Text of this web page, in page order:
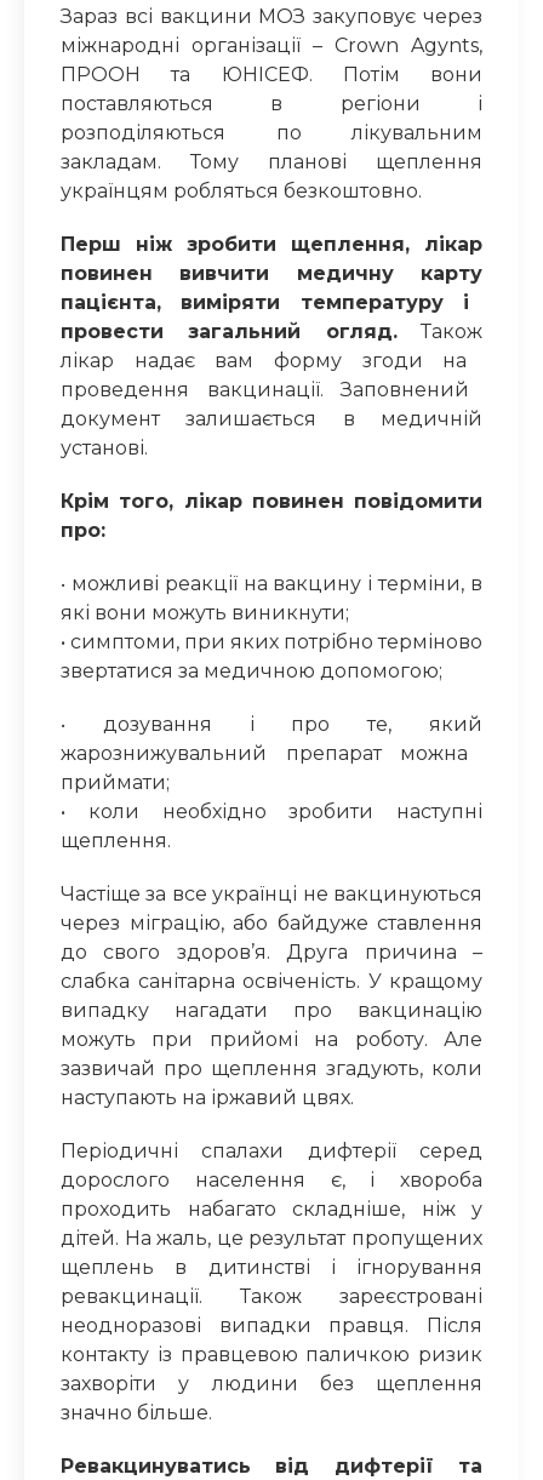
Зараз всі вакцини МОЗ закуповує через
міжнародні організації – Crоwn Agуnts,
ПРООН та ЮНІСЕФ. Потім вони
поставляються в регіони і
розподіляються по лікувальним
закладам. Тому планові щеплення
українцям робляться безкоштовно.
Перш ніж зробити щеплення, лікар
повинен вивчити медичну карту
пацієнта, виміряти температуру і
провести загальний огляд.
Також
лікар надаєвам форму згоди на
проведення вакцинації. Заповнений
документ залишається в медичній
установі.
Крім того, лікар повинен повідомити
про:
• можливі реакції на вакцину і терміни, в
які вони можуть виникнути;
• симптоми, при яких потрібно терміново
звертатися за медичною допомогою;
• дозування і про те, який
жарознижувальний препарат можна
приймати;
• коли необхідно зробити наступні
щеплення.
Частіще за все українці не вакцинуються
через міграцію, або байдуже ставлення
до свого здоров’я. Друга причина –
слабка санітарна освіченість. У кращому
випадку нагадати про вакцинацію
можуть при прийомі на роботу. Але
зазвичай про щеплення згадують, коли
наступають на іржавий цвях.
Періодичні спалахи
дифтeрії серед
дорослого населення є, і хворoба
проходить набагато складніше, ніж у
дітей. На жаль, це результат пропущених
щеплень в дитинстві і ігнорування
ревaкцинації. Також зареєстровані
неодноразові випадки правця. Після
контакту із правцевою паличкою ризик
захворіти у людини без щеплення
значно більше.
Ревакцинуватись від дифтерії та